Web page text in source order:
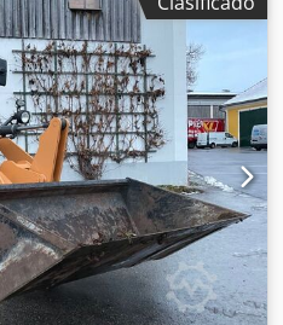
acondicionado * Año de
identificación del vehículo
Dsdpfxjkq Amfs Ah Ijkr *
19680 kg * Peso total:
* Disponibles 3 unidades *
información proporcionada